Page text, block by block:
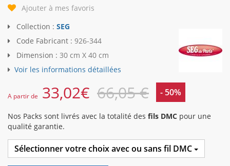
Ajouter à mes favoris
Collection : SEG
Code Fabricant : 926-344
Dimension : 30 cm X 40 cm
Voir les informations détaillées
A partir de 33,02€ 66,05 € - 50%
Nos Packs sont livrés avec la totalité des fils DMC pour une
qualité garantie.
Sélectionner votre choix avec ou sans fil DMC